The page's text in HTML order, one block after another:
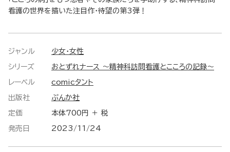
看護の世界を描いた注目作・待望の第3弾！
ジャンル 少女・女性
シリーズ おとずれナース ～精神科訪問看護とこころの記録～
レーベル comicタント
出版社 ぶんか社
定価 本体700円 ＋ 税
発売日 2023/11/24